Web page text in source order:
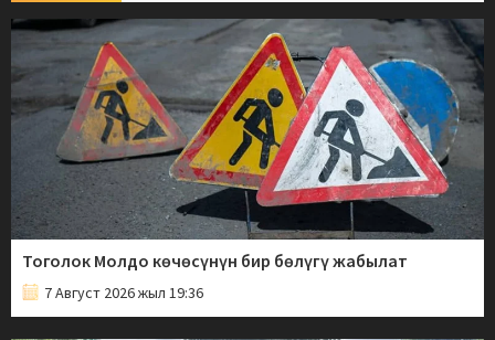
Тоголок Молдо көчөсүнүн бир бөлүгү жабылат
7 Август 2026 жыл 19:36